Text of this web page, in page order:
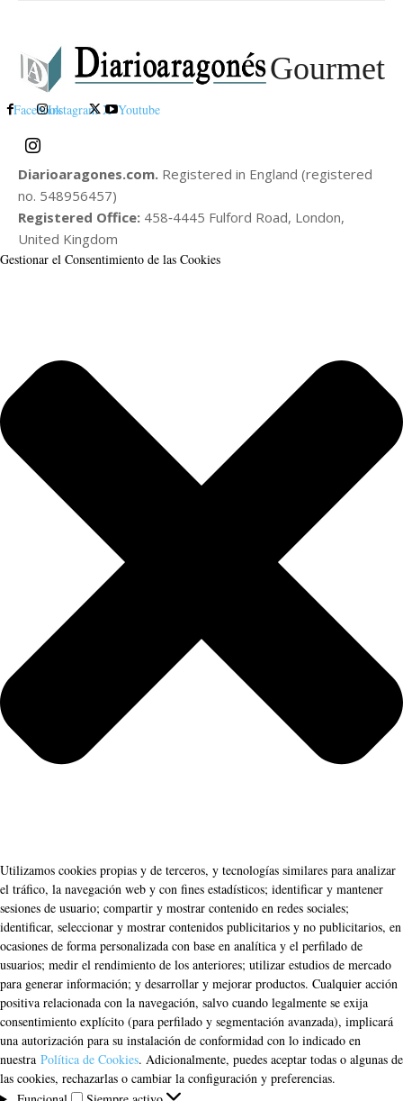
Gourmet
FacebookInstagram X Youtube
Diarioaragones.com. Registered in England (registered
no. 548956457)
Registered Office: 458‑4445 Fulford Road, London,
United Kingdom
Gestionar el Consentimiento de las Cookies
Utilizamos cookies propias y de terceros, y tecnologías similares para analizar
el tráfico, la navegación web y con fines estadísticos; identificar y mantener
sesiones de usuario; compartir y mostrar contenido en redes sociales;
identificar, seleccionar y mostrar contenidos publicitarios y no publicitarios, en
ocasiones de forma personalizada con base en analítica y el perfilado de
usuarios; medir el rendimiento de los anteriores; utilizar estudios de mercado
para generar información; y desarrollar y mejorar productos. Cualquier acción
positiva relacionada con la navegación, salvo cuando legalmente se exija
consentimiento explícito (para perfilado y segmentación avanzada), implicará
una autorización para su instalación de conformidad con lo indicado en
nuestra Política de Cookies. Adicionalmente, puedes aceptar todas o algunas de
las cookies, rechazarlas o cambiar la configuración y preferencias.
Funcional